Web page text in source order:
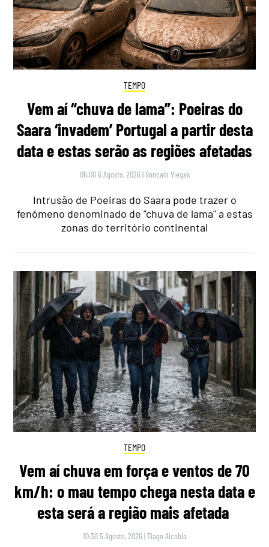
TEMPO
Vem aí “chuva de lama”: Poeiras do
Saara ‘invadem’ Portugal a partir desta
data e estas serão as regiões afetadas
06:00 6 Agosto, 2026 | Gonçalo Viegas
Intrusão de Poeiras do Saara pode trazer o
fenómeno denominado de "chuva de lama" a estas
zonas do território continental
TEMPO
Vem aí chuva em força e ventos de 70
km/h: o mau tempo chega nesta data e
esta será a região mais afetada
10:30 5 Agosto, 2026 |Tiago Alcobia